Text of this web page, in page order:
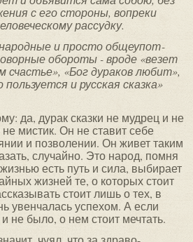
с его стороны, вопреки
рас­судку.
и просто общеупот­
обороты - вроде «везет
счастье», «Бог дураков любит»,
и русская сказка»
да, дурак сказки не мудрец и не
мистик. Он не ставит себе
и позволении. Он живет таким
случайно. Это народ, помня
есть путь и сила, выбирает
жизней те, о которых стоит
стоит лишь о тех, в
увенчалась успехом. А если
не было, о нем стоит мечтать.